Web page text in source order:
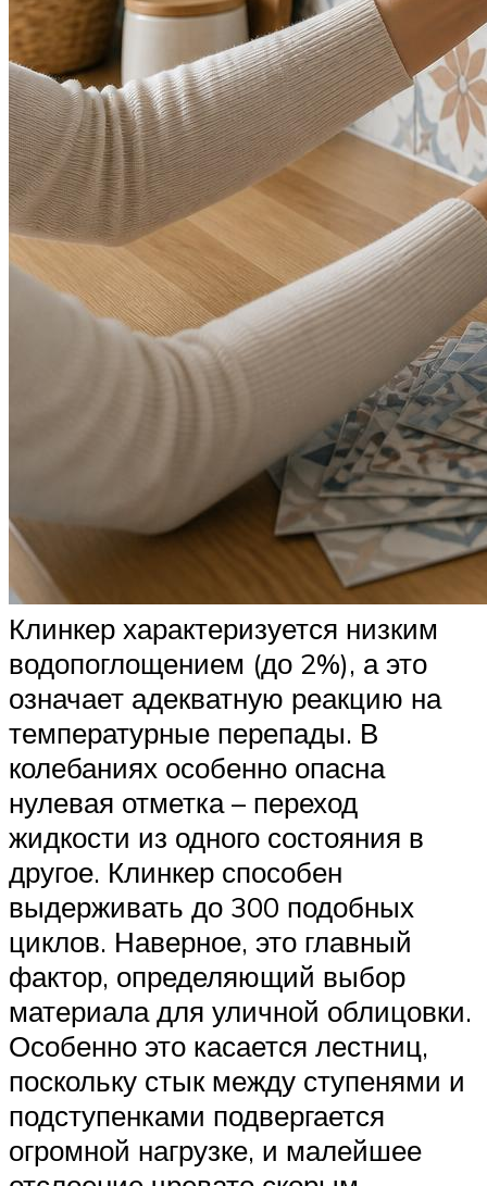
Клинкер характеризуется низким
водопоглощением (до 2%), а это
означает адекватную реакцию на
температурные перепады. В
колебаниях особенно опасна
нулевая отметка – переход
жидкости из одного состояния в
другое. Клинкер способен
выдерживать до 300 подобных
циклов. Наверное, это главный
фактор, определяющий выбор
материала для уличной облицовки.
Особенно это касается лестниц,
поскольку стык между ступенями и
подступенками подвергается
огромной нагрузке, и малейшее